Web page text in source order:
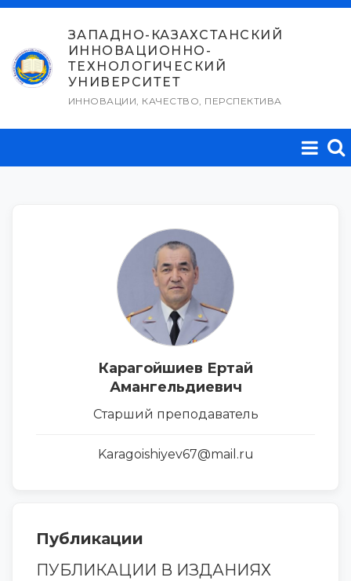
Перейти
содержимому
ЗАПАДНО-КАЗАХСТАНСКИЙ
ИННОВАЦИОННО-
ТЕХНОЛОГИЧЕСКИЙ
УНИВЕРСИТЕТ
ИННОВАЦИИ, КАЧЕСТВО, ПЕРСПЕКТИВА
Карагойшиев Ертай
Амангельдиевич
Старший преподаватель
Karagoishiyev67@mail.ru
Публикации
ПУБЛИКАЦИИ В ИЗДАНИЯХ